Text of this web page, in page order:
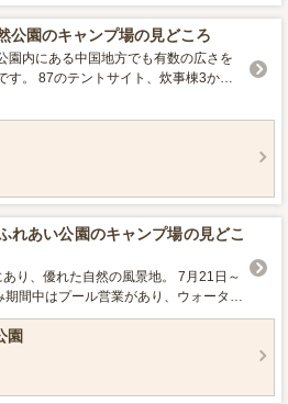
■設備 デイキャンプエリ
直火,駐車場,トイレ ■ロケーション
,星空がきれい ■環境・サービス
必要
公園のキャンプ場の見どころ
園内にある中国地方でも有数の広さを
す。 87のテントサイト、炊事棟3か所
の玄関口。スリリングな鎖場もある登
から直にアクセスできます。 キャン
ころです。 ■営業期間／営業時
憩所 営業時間 9:00～17:00 休業日 水
、デイキャンプエリ
、駐車場、トイレ ■ロケーション
内休憩所で受付をお願いします。
れあい公園のキャンプ場の見どこ
り、優れた自然の風景地。 7月21日～
間中はプール営業があり、ウォーター
が楽しめます。 公園内は、そば
）やゴーカート（929m）、ミニゴルフ
ルフ（9h）など、体験やレジャーが充
火曜日定休日 ※夏休み期間中（7/21-
園